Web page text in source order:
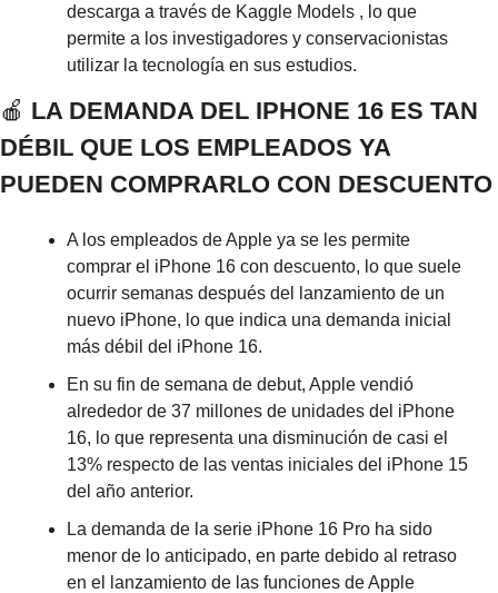
descarga a través de Kaggle Models , lo que
permite a los investigadores y conservacionistas
utilizar la tecnología en sus estudios.
🍎 LA DEMANDA DEL IPHONE 16 ES TAN
DÉBIL QUE LOS EMPLEADOS YA
PUEDEN COMPRARLO CON DESCUENTO
A los empleados de Apple ya se les permite
comprar el iPhone 16 con descuento, lo que suele
ocurrir semanas después del lanzamiento de un
nuevo iPhone, lo que indica una demanda inicial
más débil del iPhone 16.
En su fin de semana de debut, Apple vendió
alrededor de 37 millones de unidades del iPhone
16, lo que representa una disminución de casi el
13% respecto de las ventas iniciales del iPhone 15
del año anterior.
La demanda de la serie iPhone 16 Pro ha sido
menor de lo anticipado, en parte debido al retraso
en el lanzamiento de las funciones de Apple